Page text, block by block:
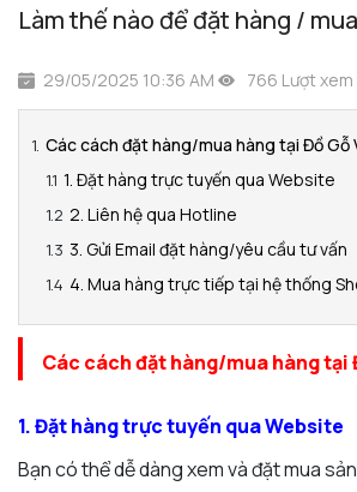
Làm thế nào để đặt hàng /
29/05/2025 10:36 AM 766 Lượt xem
Các cách đặt hàng/mua hàng tại Đồ Gỗ
1. Đặt hàng trực tuyến qua Website
2. Liên hệ qua Hotline
3. Gửi Email đặt hàng/yêu cầu tư vấn
4. Mua hàng trực tiếp tại hệ thống
Các cách đặt hàng/mua hàng tại
1. Đặt hàng trực tuyến qua Website
Bạn có thể dễ dàng xem và đặt mua